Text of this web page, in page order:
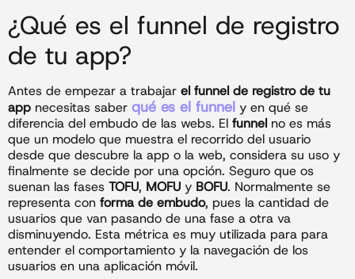
¿Qué es el funnel de registro
de tu app?
Antes de empezar a trabajar el funnel de registro de tu
app necesitas saber qué es el funnel y en qué se
diferencia del embudo de las webs. El funnel no es más
que un modelo que muestra el recorrido del usuario
desde que descubre la app o la web, considera su uso y
finalmente se decide por una opción. Seguro que os
suenan las fases TOFU, MOFU y BOFU. Normalmente se
representa con forma de embudo, pues la cantidad de
usuarios que van pasando de una fase a otra va
disminuyendo. Esta métrica es muy utilizada para para
entender el comportamiento y la navegación de los
usuarios en una aplicación móvil.